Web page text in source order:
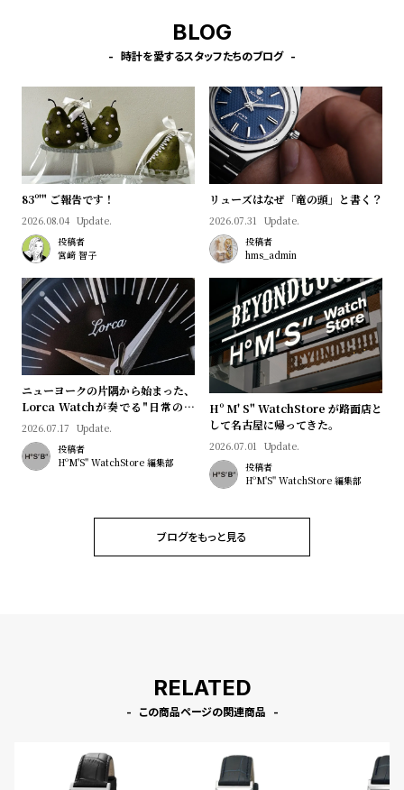
ガ
時
保
証
ラ
ス
刻
サ
ー
ス
よ
く
あ
質
問
お
問
い
わ
せ
BLOG
時計を愛するスタッフたちのブログ
83º'" ご報告です！
2026.08.04 Update.
投稿者
宮﨑 智子
リューズはなぜ「竜の頭」と書く？
2026.07.31 Update.
投稿者
hms_admin
ニューヨークの片隅から始まった、
Lorca Watchが奏でる"日常のロ
マン"｜Brand Picks #08
2026.07.17 Update.
投稿者
HºM'S" WatchStore 編集部
Hº M' S" WatchStore が路面店と
して名古屋に帰ってきた。
2026.07.01 Update.
投稿者
HºM'S" WatchStore 編集部
ブログをもっと見る
RELATED
この商品ページの関連商品